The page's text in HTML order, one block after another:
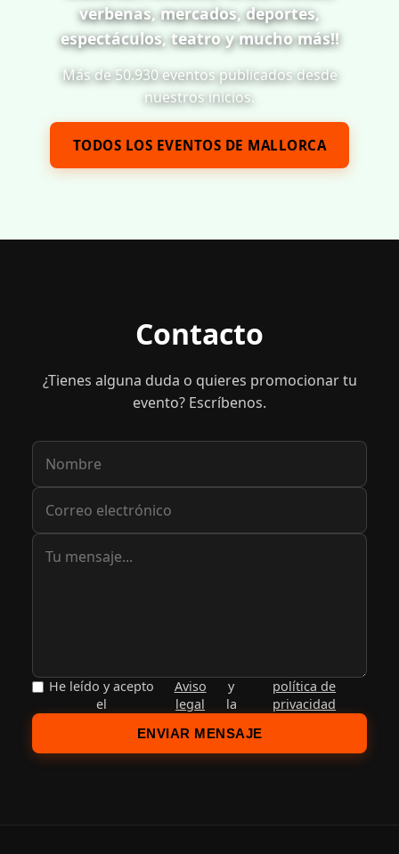
verbenas, mercados, deportes,
espectáculos, teatro y mucho más!!
Más de 50.930 eventos publicados desde
nuestros inicios.
TODOS LOS EVENTOS DE MALLORCA
Contacto
¿Tienes alguna duda o quieres promocionar tu
evento? Escríbenos.
He leído y acepto
el
Aviso
legal
y
la
política de
privacidad
ENVIAR MENSAJE